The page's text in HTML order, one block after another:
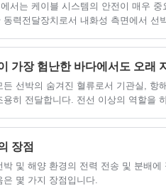
서는 케이블 시스템의 안전이 매우
력전달장치로서 내화성 측면에서 선
엄격해지고 있습니다.
가장 험난한 바다에서도 오래
선박의 숨겨진 혈류로서 기관실, 항
히 전달합니다. 전선 이상의 역할을
장점
박 및 해양 환경의 전력 전송 및 분배
몇 가지 장점입니다.